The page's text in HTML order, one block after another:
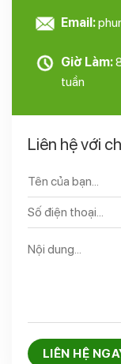
Email:
Giờ Làm:
tuần
Liên hệ với